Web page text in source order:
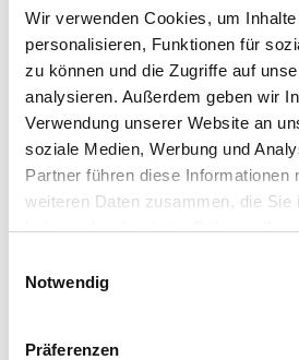
Wir verwenden Cookies, um
personalisieren, Funktionen für
zu können und die Zugriffe auf
analysieren. Außerdem geben wir
Verwendung unserer Website an
soziale Medien, Werbung und
Partner führen diese Informationen
weiteren Daten zusammen, die Sie
haben oder die sie im Rahmen
Notwendig
Präferenzen